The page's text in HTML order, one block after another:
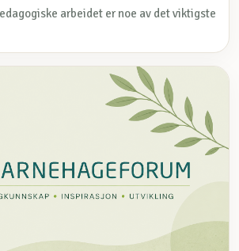
arbeidet er noe av det viktigste